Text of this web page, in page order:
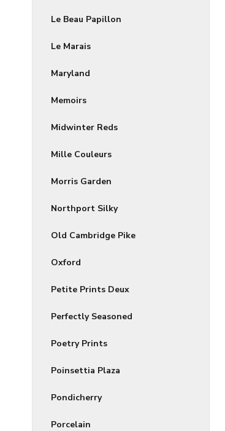
Le Beau Papillon
Le Marais
Maryland
Memoirs
Midwinter Reds
Mille Couleurs
Morris Garden
Northport Silky
Old Cambridge Pike
Oxford
Petite Prints Deux
Perfectly Seasoned
Poetry Prints
Poinsettia Plaza
Pondicherry
Porcelain